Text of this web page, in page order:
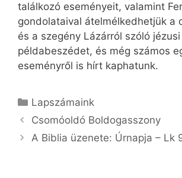
találkozó eseményeit, valamint
gondolataival átelmélkedhetjük a
és a szegény Lázárról szóló jézusi
példabeszédet, és még számos
eseményről is hírt kaphatunk.
Kategória
Lapszámaink
Csomóoldó Boldogasszony
A Biblia üzenete: Úrnapja – Lk